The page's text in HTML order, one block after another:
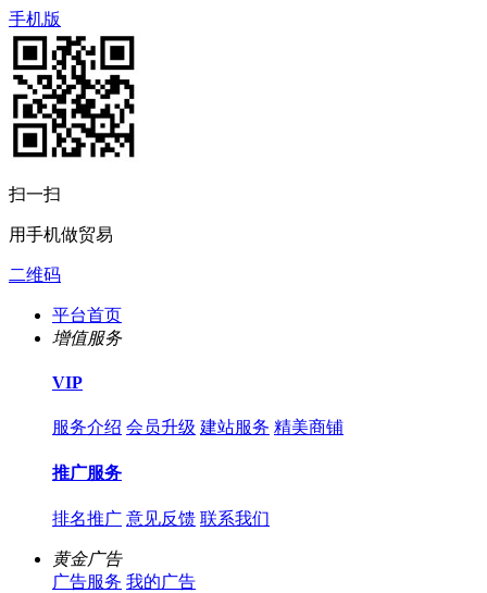
手机版
扫一扫
用手机做贸易
二维码
平台首页
增值服务
VIP
服务介绍 会员升级 建站服务 精美商铺
推广服务
排名推广 意见反馈 联系我们
黄金广告
广告服务 我的广告